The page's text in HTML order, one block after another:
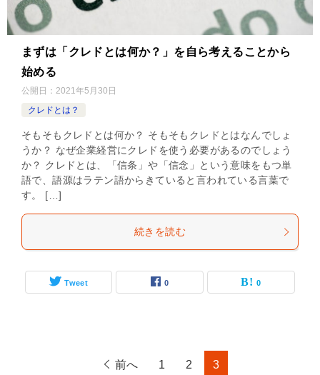
まずは「クレドとは何か？」を自ら考えることから
始める
公開日： 2021年5月30日
クレドとは？
そもそもクレドとは何か？ そもそもクレドとはなんでしょ
うか？ なぜ企業経営にクレドを使う必要があるのでしょう
か？ クレドとは、「信条」や「信念」という意味をもつ単
語で、語源はラテン語からきていると言われている言葉で
す。 […]
続きを読む
Tweet 0 0
前へ 1 2 3